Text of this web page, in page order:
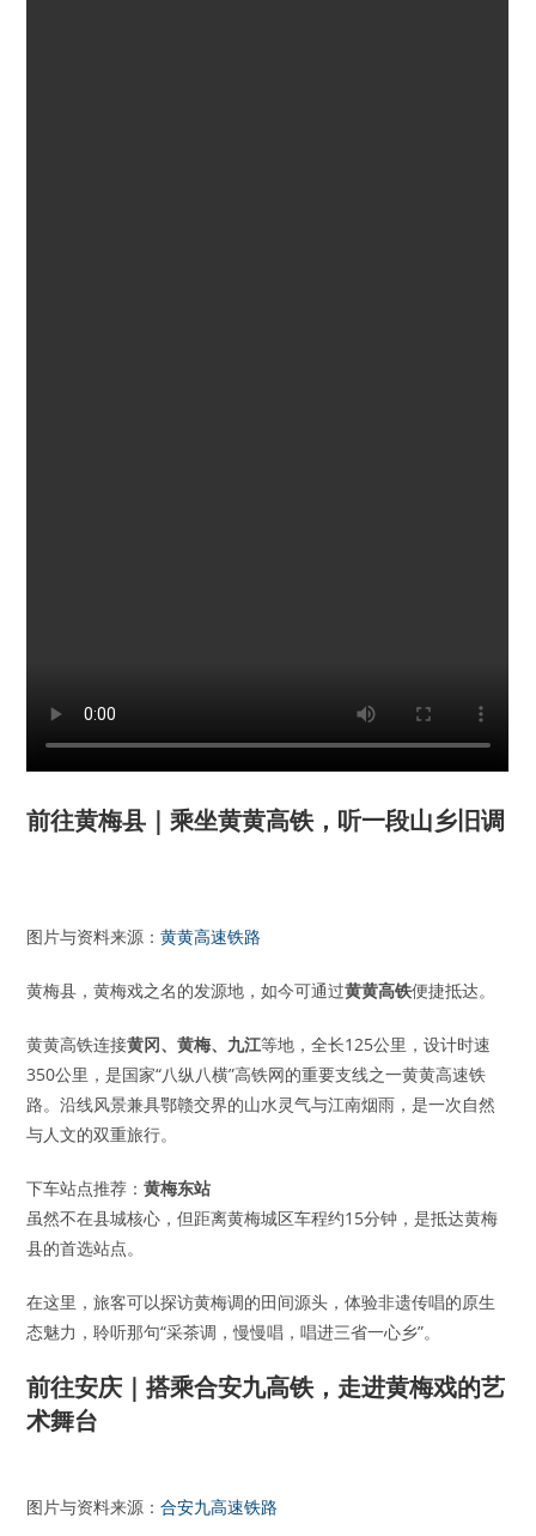
前往黄梅县｜乘坐黄黄高铁，听一段山乡旧调
图片与资料来源：黄黄高速铁路
黄梅县，黄梅戏之名的发源地，如今可通过黄黄高铁便捷抵达。
黄黄高铁连接黄冈、黄梅、九江等地，全长125公里，设计时速
350公里，是国家“八纵八横”高铁网的重要支线之一黄黄高速铁
路。沿线风景兼具鄂赣交界的山水灵气与江南烟雨，是一次自然
与人文的双重旅行。
下车站点推荐：黄梅东站
虽然不在县城核心，但距离黄梅城区车程约15分钟，是抵达黄梅
县的首选站点。
在这里，旅客可以探访黄梅调的田间源头，体验非遗传唱的原生
态魅力，聆听那句“采茶调，慢慢唱，唱进三省一心乡”。
前往安庆｜搭乘合安九高铁，走进黄梅戏的艺
术舞台
图片与资料来源：合安九高速铁路